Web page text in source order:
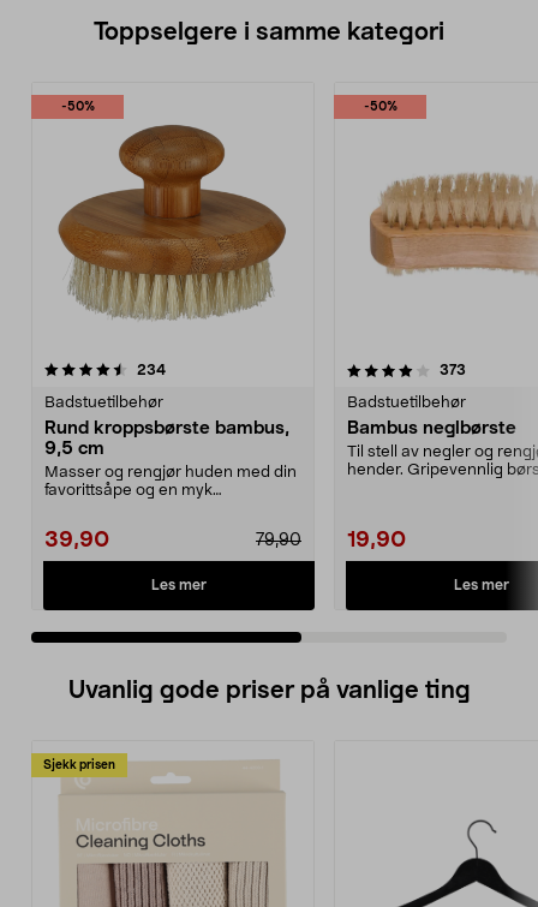
Toppselgere i samme kategori
-50%
234anmeldelser
Badstuetilbehør
Rund kroppsbørste bambus,
9,5 cm
Masser og rengjør huden med din
favorittsåpe og en myk
39,90 79,90
Les mer
-50%
4.0 av 5 stjerner 373
Badstuetilbehør
Bambus neglbørste
Til stell av negler og
hender. Gripevennlig
19,90
Les mer
3.5 av 5 stjerner
Uvanlig gode priser på vanlige ting
Sjekk prisen